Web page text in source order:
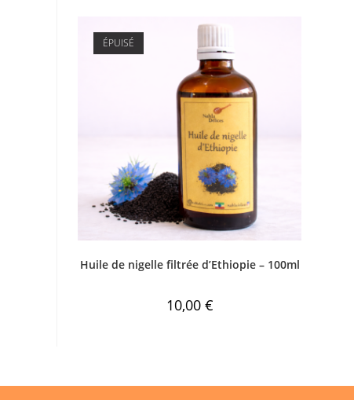
ÉPUISÉ
Huile de nigelle filtrée d’Ethiopie – 100ml
10,00 €